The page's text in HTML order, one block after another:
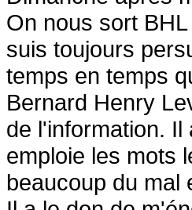
On nous sort
suis toujours
temps en temps
Bernard Henry
de l'information.
emploie les mots
beaucoup du mal